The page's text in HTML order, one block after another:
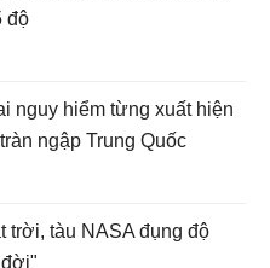
độ
nguy hiểm từng xuất hiện
ngập Trung Quốc
trời, tàu NASA đụng độ